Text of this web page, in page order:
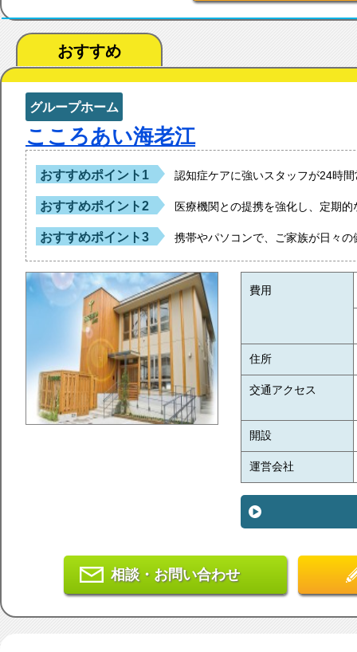
おすすめ
グループホーム
こころあい海老江
おすすめポイント1 認知症ケアに強いスタッフが24時
おすすめポイント2 医療機関との提携を強化し、定期
おすすめポイント3 携帯やパソコンで、ご家族が日々
費用
住所
交通アクセス
開設
運営会社
相談・お問い合わせ